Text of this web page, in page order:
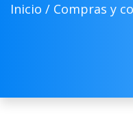
Inicio / Compras y